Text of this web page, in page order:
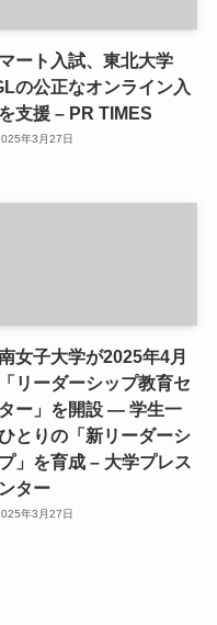
ート入試、東北大学
の公正なオンライン入
支援 – PR TIMES
年3月27日
女子大学が2025年4月
リーダーシップ教育セ
ー」を開設 ― 学生一
とりの「新リーダーシ
」を育成 – 大学プレス
ター
年3月27日